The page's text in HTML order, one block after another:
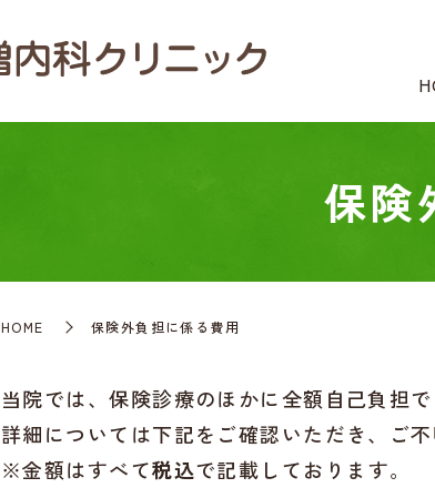
保険
HOME 保険外負担に係る費用
当院では、保険診療のほかに全額自己負担
詳細については下記をご確認いただき、ご
※金額はすべて税込で記載しております。